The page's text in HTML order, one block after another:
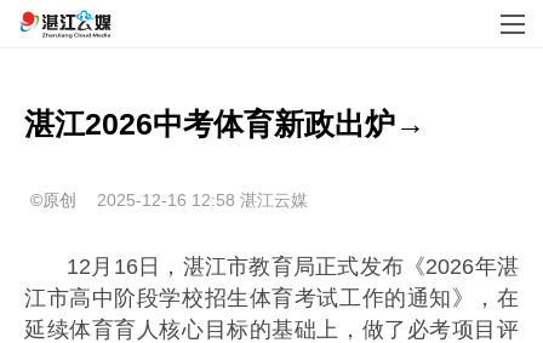
湛江2026中考体育新政出炉→
©原创 2025-12-16 12:58 湛江云媒
12月16日，湛江市教育局正式发布《2026年湛
江市高中阶段学校招生体育考试工作的通知》，在
延续体育育人核心目标的基础上，做了必考项目评